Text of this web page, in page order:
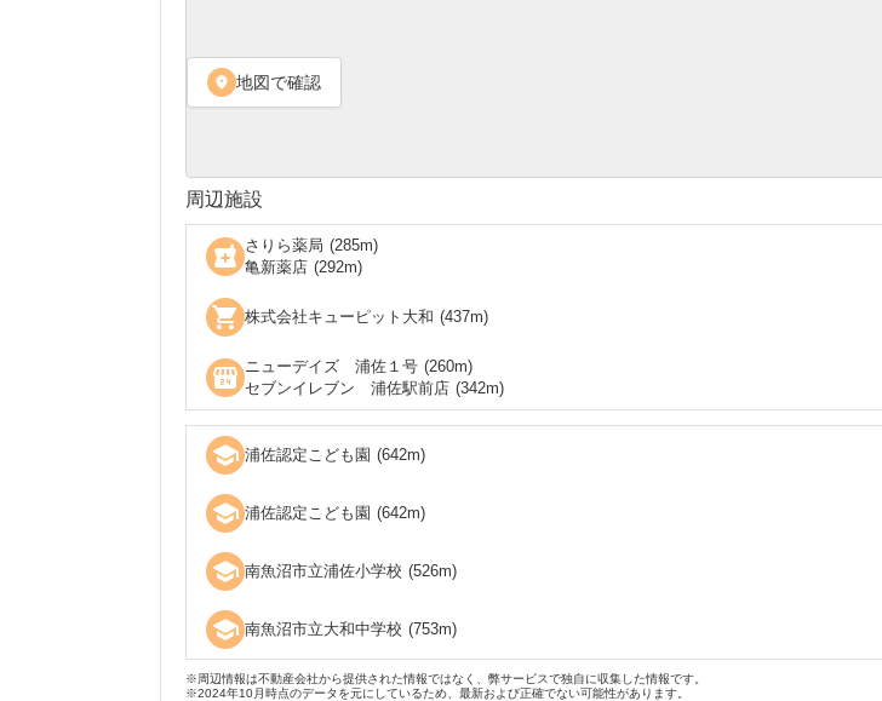
location_on 地図で確認
周辺施設
local_pharmacy さりら薬局 (285m)
亀新薬店 (292m)
shopping_cart 株式会社キューピット大和 (437m)
local_convenience_store ニューデイズ 浦佐１号 (260m)
セブンイレブン 浦佐駅前店 (342m)
school 浦佐認定こども園 (642m)
school 浦佐認定こども園 (642m)
school 南魚沼市立浦佐小学校 (526m)
school 南魚沼市立大和中学校 (753m)
※周辺情報は不動産会社から提供された情報ではなく、弊サービスで独自に収集した情報です。
※2024年10月時点のデータを元にしているため、最新および正確でない可能性があります。